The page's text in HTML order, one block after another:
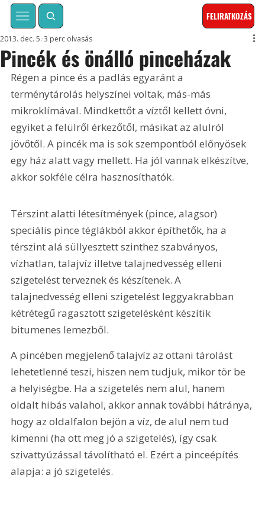
FELIRATKOZÁS
Pincék és önálló pinceházak
2013. dec. 5. 3 perc olvasás
Régen a pince és a padlás egyaránt a
terménytárolás helyszínei voltak, más-más
mikroklímával. Mindkettőt a víztől kellett óvni,
egyiket a felülről érkezőtől, másikat az alulról
jövőtől. A pincék ma is sok szempontból előnyösek
egy ház alatt vagy mellett. Ha jól vannak elkészítve,
akkor sokféle célra hasznosíthatók.
Térszint alatti létesítmények (pince, alagsor)
speciális pince téglákból akkor építhetők, ha a
térszint alá süllyesztett szinthez szabványos,
vízhatlan, talajvíz illetve talajnedvesség elleni
szigetelést terveznek és készítenek. A
talajnedvesség elleni szigetelést leggyakrabban
kétrétegű ragasztott szigetelésként készítik
bitumenes lemezből.
A pincében megjelenő talajvíz az ottani tárolást
lehetetlenné teszi, hiszen nem tudjuk, mikor tör be
a helyiségbe. Ha a szigetelés nem alul, hanem
oldalt hibás valahol, akkor annak további hátránya,
hogy az oldalfalon bejön a víz, de alul nem tud
kimenni (ha ott meg jó a szigetelés), így csak
szivattyúzással távolítható el. Ezért a pinceépítés
alapja: a jó szigetelés.